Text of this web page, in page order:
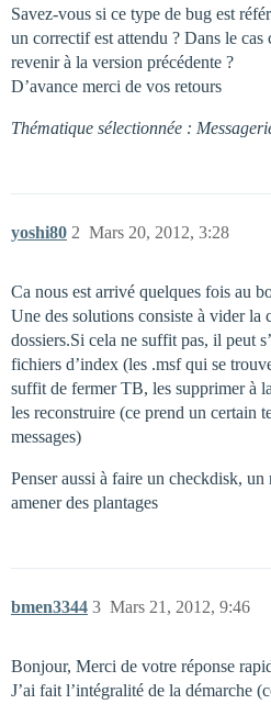
Savez-vous si ce type de bug est
un correctif est attendu ? Dans le
revenir à la version précédente ?
D’avance merci de vos retours
Thématique sélectionnée :
yoshi80 Mars 20, 2012, 3:28
2
Ca nous est arrivé quelques fois au
Une des solutions consiste à vider la
dossiers.Si cela ne suffit pas, il peut
fichiers d’index (les .msf qui se
suffit de fermer TB, les supprimer à
les reconstruire (ce prend un certain
messages)
Penser aussi à faire un checkdisk, un
amener des plantages
bmen3344 Mars 21, 2012, 9:46
3
Bonjour, Merci de votre réponse
J’ai fait l’intégralité de la démarche